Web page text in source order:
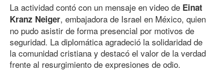
La actividad contó con un mensaje en video de Einat
Kranz Neiger, embajadora de Israel en México, quien
no pudo asistir de forma presencial por motivos de
seguridad. La diplomática agradeció la solidaridad de
la comunidad cristiana y destacó el valor de la verdad
frente al resurgimiento de expresiones de odio.